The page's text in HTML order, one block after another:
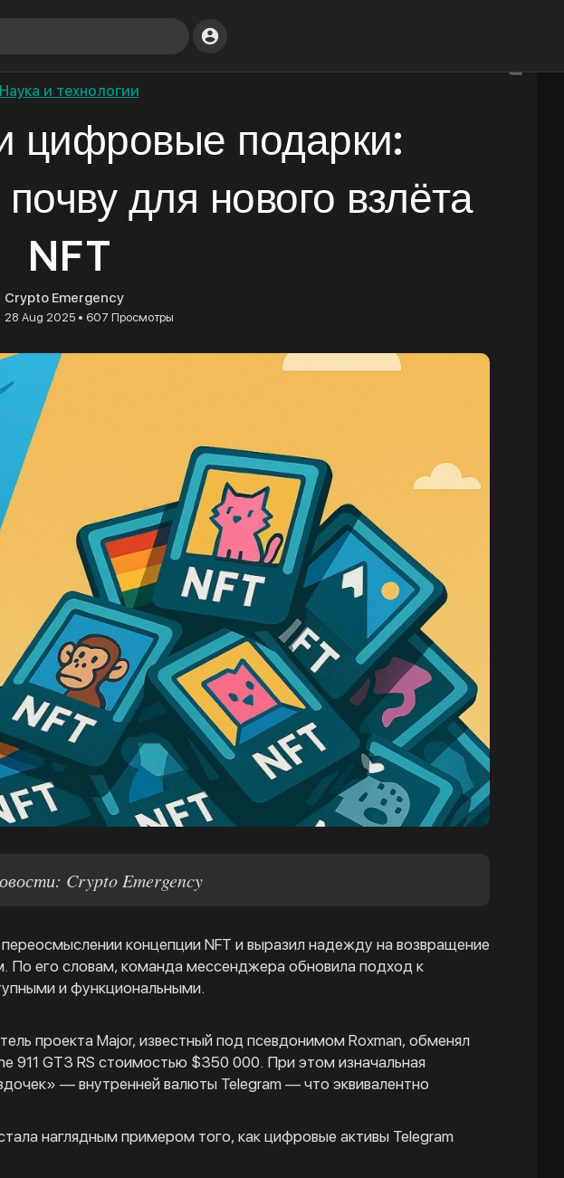
Наука и технологии
цифровые подарки:
для нового взлёта
NFT
Crypto Emergency
28 Aug 2025 • 607 Просмотры
Crypto Emergency
концепции NFT и выразил надежду на возвращение
По его словам, команда мессенджера обновила подход к
и функциональными.
проекта Major, известный под псевдонимом Roxman, обменял
911 GT3 RS стоимостью $350 000. При этом изначальная
— внутренней валюты Telegram — что эквивалентно
наглядным примером того, как цифровые активы Telegram